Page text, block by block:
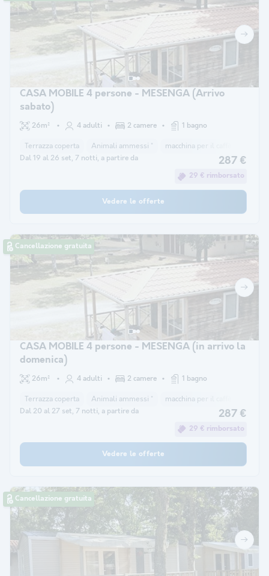
CASA MOBILE 4 persone - MESENGA (Arrivo
sabato)
26m² 4 adulti 2 camere 1 bagno
Terrazza coperta Animali ammessi * macchina per il caffè
Dal 19 al 26 set, 7 notti, a partire da 287 €
29 € rimborsato
Vedere le offerte
Cancellazione gratuita
CASA MOBILE 4 persone - MESENGA (in arrivo la
domenica)
26m² 4 adulti 2 camere 1 bagno
Terrazza coperta Animali ammessi * macchina per il caffè
Dal 20 al 27 set, 7 notti, a partire da 287 €
29 € rimborsato
Vedere le offerte
Cancellazione gratuita